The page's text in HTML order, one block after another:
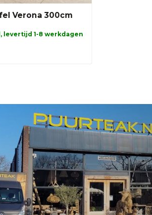
2024 at 15:59
artikel op voorraad, snel geleverd door
Verona 300cm
levertijd 1-8 werkdagen